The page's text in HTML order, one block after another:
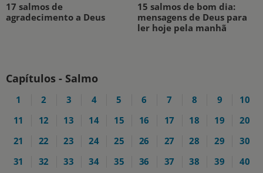
17 salmos de
agradecimento a Deus
15 salmos de bom dia:
mensagens de Deus para
ler hoje pela manhã
Capítulos - Salmo
1 2 3 4 5 6 7 8 9
10
11
12 13 14 15 16 17 18 19
20
21
22 23 24 25 26 27 28 29
30
31
32 33 34 35 36 37 38 39
40